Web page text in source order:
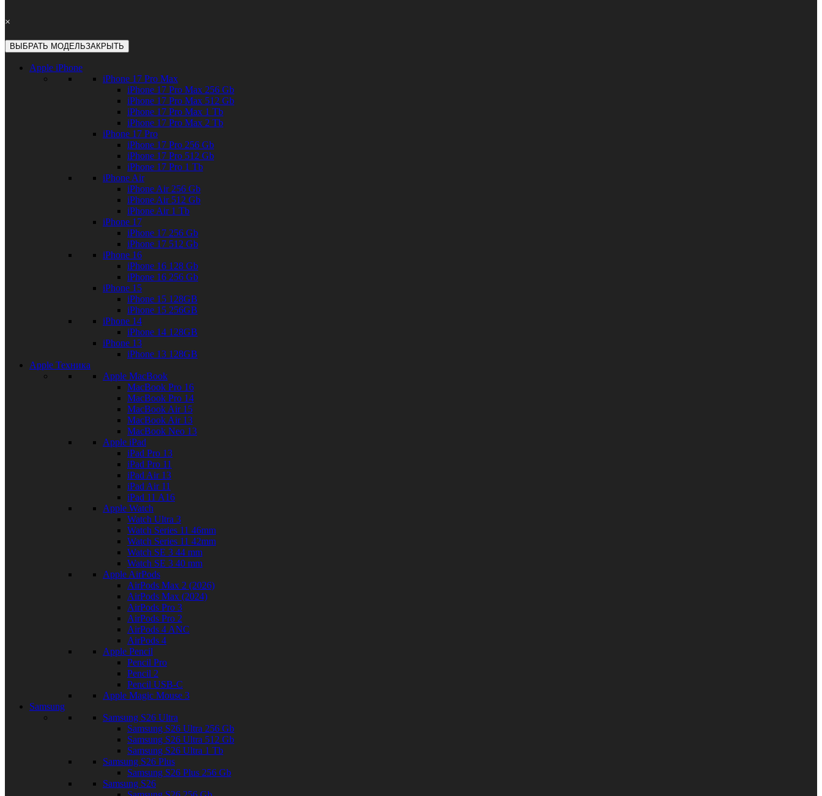
×
ВЫБРАТЬ МОДЕЛЬЗАКРЫТЬ
Apple iPhone
iPhone 17 Pro Max
iPhone 17 Pro Max 256 Gb
iPhone 17 Pro Max 512 Gb
iPhone 17 Pro Max 1 Tb
iPhone 17 Pro Max 2 Tb
iPhone 17 Pro
iPhone 17 Pro 256 Gb
iPhone 17 Pro 512 Gb
iPhone 17 Pro 1 Tb
iPhone Air
iPhone Air 256 Gb
iPhone Air 512 Gb
iPhone Air 1 Tb
iPhone 17
iPhone 17 256 Gb
iPhone 17 512 Gb
iPhone 16
iPhone 16 128 Gb
iPhone 16 256 Gb
iPhone 15
iPhone 15 128GB
iPhone 15 256GB
iPhone 14
iPhone 14 128GB
iPhone 13
iPhone 13 128GB
Apple Техника
Apple MacBook
MacBook Pro 16
MacBook Pro 14
MacBook Air 15
MacBook Air 13
MacBook Neo 13
Apple iPad
iPad Pro 13
iPad Pro 11
iPad Air 13
iPad Air 11
iPad 11 A16
Apple Watch
Watch Ultra 3
Watch Series 11 46mm
Watch Series 11 42mm
Watch SE 3 44 mm
Watch SE 3 40 mm
Apple AirPods
AirPods Max 2 (2026)
AirPods Max (2024)
AirPods Pro 3
AirPods Pro 2
AirPods 4 ANC
AirPods 4
Apple Pencil
Pencil Pro
Pencil 2
Pencil USB-C
Apple Magic Mouse 3
Samsung
Samsung S26 Ultra
Samsung S26 Ultra 256 Gb
Samsung S26 Ultra 512 Gb
Samsung S26 Ultra 1 Tb
Samsung S26 Plus
Samsung S26 Plus 256 Gb
Samsung S26